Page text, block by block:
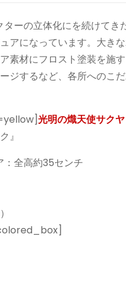
ーの立体化にを続けて
アになっています。大き
素材にフロスト塗装を施
ジするなど、各所へのこ
光明の熾天使サク
』
全高約35センチ